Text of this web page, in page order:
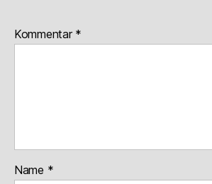
Kommentar *
Name *